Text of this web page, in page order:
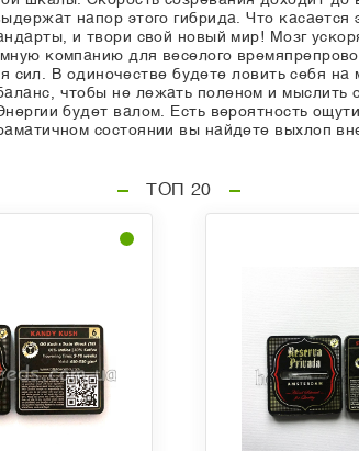
напор этого гибрида. Что
и твори свой новый мир! Мозг
компанию для веселого
сил. В одиночестве будете ловить себя
чтобы не лежать поленом и мыслить
будет валом. Есть вероятность
состоянии вы найдете выхлоп
ТОП 20